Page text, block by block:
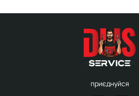
приєднуйся